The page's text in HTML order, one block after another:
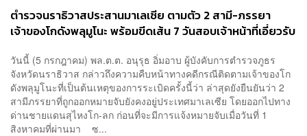
ตำรวจนราธิวาสประสานมาเลเซีย ตามตัว 2 สามี-ภรรยา
เจ้าของโกดังพลุมูโนะ พร้อมขีดเส้น 7 วันสอบเจ้าหน้าที่เอี่ยวรับ
วันนี้ (5 กรกฎาคม) พล.ต.ต. อนุรุธ อิ่มอาบ ผู้บังคับการตำรวจภูธร
จังหวัดนราธิวาส กล่าวถึงความคืบหน้าทางคดีกรณีติดตามเจ้าของโก
ดังพลุมูโนะที่เป็นต้นเหตุของการระเบิดครั้งนี้ว่า ล่าสุดยังยืนยันว่า 2
สามีภรรยาที่ถูกออกหมายจับยังคงอยู่ประเทศมาเลเซีย โดยออกไปทาง
ด่านชายแดนสุไหงโก-ลก ก่อนที่จะมีการแจ้งหมายจับเมื่อวันที่ 1
สิงหาคมที่ผ่านมา ซ...